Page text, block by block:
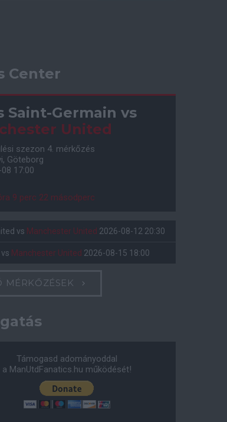
Center
Saint-Germain vs
United
szezon 4. mérkőzés
Göteborg
17:00
9 perc 21 másodperc
vs Manchester United 2026-08-12 20:30
vs Manchester United 2026-08-15 18:00
MÉRKŐZÉSEK
Támogasd adományoddal
a ManUtdFanatics.hu működését!